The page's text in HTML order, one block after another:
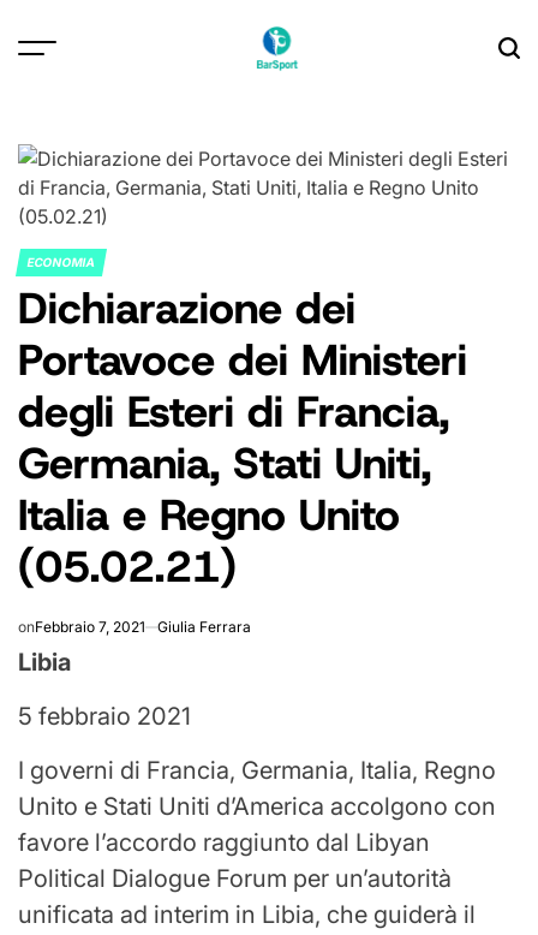
POSTED
IN
ECONOMIA
Dichiarazione dei
Portavoce dei Ministeri
degli Esteri di Francia,
Germania, Stati Uniti,
Italia e Regno Unito
(05.02.21)
onFebbraio 7, 2021 Giulia Ferrara
Libia
5 febbraio 2021
I governi di Francia, Germania, Italia, Regno
Unito e Stati Uniti d’America accolgono con
favore l’accordo raggiunto dal Libyan
Political Dialogue Forum per un’autorità
unificata ad interim in Libia, che guiderà il